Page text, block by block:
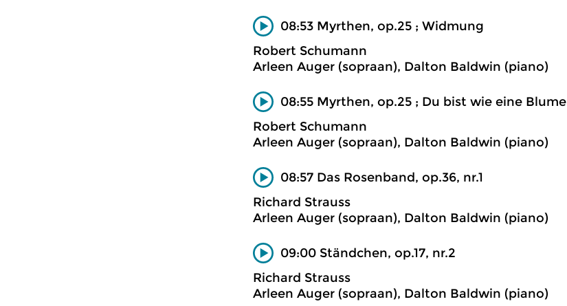
08:53 Myrthen, op.25 ; Widmung
Robert Schumann
Arleen Auger (sopraan), Dalton Baldwin (piano)
08:55 Myrthen, op.25 ; Du bist wie eine Blume
Robert Schumann
Arleen Auger (sopraan), Dalton Baldwin (piano)
08:57 Das Rosenband, op.36, nr.1
Richard Strauss
Arleen Auger (sopraan), Dalton Baldwin (piano)
09:00 Ständchen, op.17, nr.2
Richard Strauss
Arleen Auger (sopraan), Dalton Baldwin (piano)